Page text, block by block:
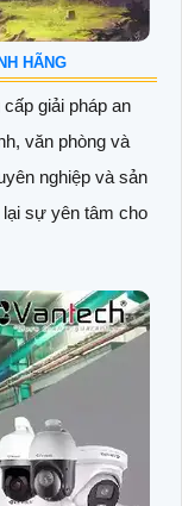
HÃNG
giải pháp an
văn phòng và
nghiệp và sản
sự yên tâm cho